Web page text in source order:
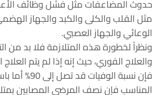
حدوث المضاعفات مثل فشل وظائف
مثل القلب والكلى والكبد والجهاز
الوعائي والجهاز العصبي.
ونظراً لخطورة هذه المتلازمة فلا بد من
والعلاج الفوري، حيث إنه إذا لم يتم
فإن نسبة الوفيات
المناسب فإن نصف المرضى المصابين